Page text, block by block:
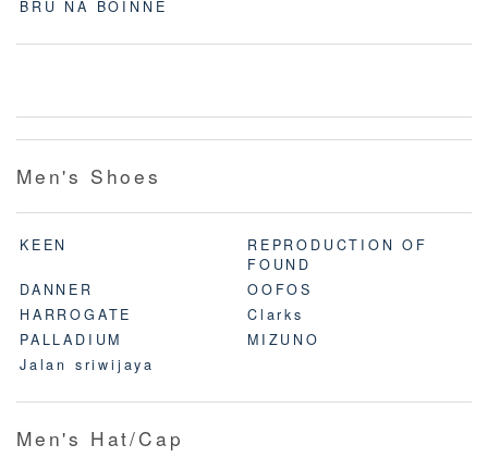
BRU NA BOINNE
Men's Shoes
KEEN
REPRODUCTION OF
FOUND
DANNER
OOFOS
HARROGATE
Clarks
PALLADIUM
MIZUNO
Jalan sriwijaya
Men's Hat/Cap